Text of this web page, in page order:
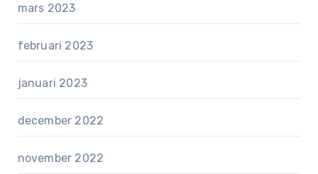
mars 2023
februari 2023
januari 2023
december 2022
november 2022